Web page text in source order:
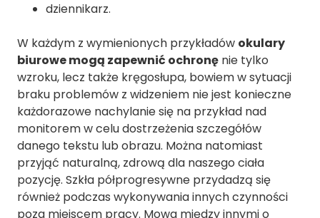
dziennikarz.
W każdym z wymienionych przykładów okulary
biurowe mogą zapewnić ochronę nie tylko
wzroku, lecz także kręgosłupa, bowiem w sytuacji
braku problemów z widzeniem nie jest konieczne
każdorazowe nachylanie się na przykład nad
monitorem w celu dostrzeżenia szczegółów
danego tekstu lub obrazu. Można natomiast
przyjąć naturalną, zdrową dla naszego ciała
pozycję. Szkła półprogresywne przydadzą się
również podczas wykonywania innych czynności
poza miejscem pracy. Mowa między innymi o